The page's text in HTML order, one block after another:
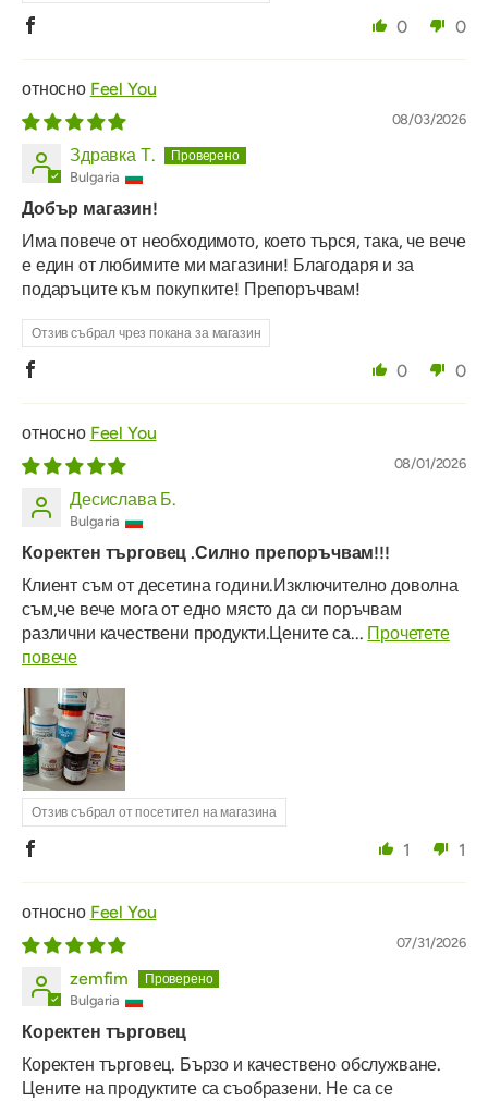
0 0
Feel You
08/03/2026
Здравка Т.
Bulgaria
Добър магазин!
Има повече от необходимото, което търся, така, че вече
е един от любимите ми магазини! Благодаря и за
подаръците към покупките! Препоръчвам!
Отзив събрал чрез покана за магазин
0 0
Feel You
08/01/2026
Десислава Б.
Bulgaria
Коректен търговец .Силно препоръчвам!!!
Клиент съм от десетина години.Изключително доволна
съм,че вече мога от едно място да си поръчвам
различни качествени продукти.Цените са... Прочетете
повече
Отзив събрал от посетител на магазина
1 1
Feel You
07/31/2026
zemfim
Bulgaria
Коректен търговец
Коректен търговец. Бързо и качествено обслужване.
Цените на продуктите са съобразени. Не са се